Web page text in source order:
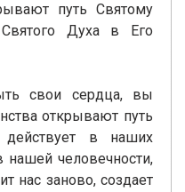
путь Святому
Духа в Его
свои сердца, вы
открывают путь
в наших
человечности,
нас заново, создает